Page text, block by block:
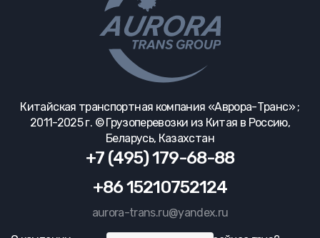
Китайская транспортная компания «Аврора-Транс» ;
2011-2025 г. © Грузоперевозки из Китая в Россию,
Беларусь, Казахстан
+7 (495) 179-68-88
+86 15210752124
aurora-trans.ru@yandex.ru